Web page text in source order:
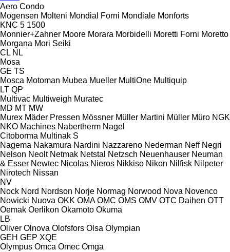
Aero Condo
Mogensen Molteni Mondial Forni Mondiale Monforts
KNC 5 1500
Monnier+Zahner Moore Morara Morbidelli Moretti Forni Moretto
Morgana Mori Seiki
CL NL
Mosa
GE TS
Mosca Motoman Mubea Mueller MultiOne Multiquip
LT QP
Multivac Multiweigh Muratec
MD MT MW
Murex Mäder Pressen Mössner Müller Martini Müller Müro NGK
NKO Machines Nabertherm Nagel
Citoborma Multinak S
Nagema Nakamura Nardini Nazzareno Nederman Neff Negri
Nelson Neolt Netmak Netstal Netzsch Neuenhauser Neuman
& Esser Newtec Nicolas Nieros Nikkiso Nikon Nilfisk Nilpeter
Nirotech Nissan
NV
Nock Nord Nordson Norje Normag Norwood Nova Novenco
Nowicki Nuova OKK OMA OMC OMS OMV OTC Daihen OTT
Oemak Oerlikon Okamoto Okuma
LB
Oliver Olnova Olofsfors Olsa Olympian
GEH GEP XQE
Olympus Omca Omec Omga